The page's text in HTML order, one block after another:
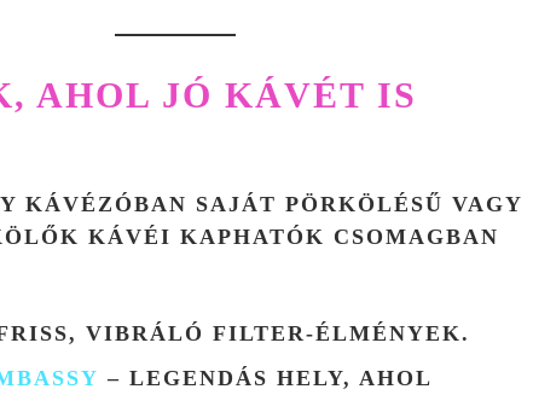
AHOL JÓ KÁVÉT IS
KÁVÉZÓBAN SAJÁT PÖRKÖLÉSŰ VAGY
KÁVÉI KAPHATÓK CSOMAGBAN
VIBRÁLÓ FILTER-ÉLMÉNYEK.
– LEGENDÁS HELY, AHOL